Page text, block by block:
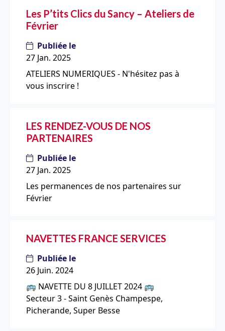
Les P’tits Clics du Sancy – Ateliers de
Février
Publiée le
27 Jan. 2025
ATELIERS NUMERIQUES - N'hésitez pas à
vous inscrire !
LES RENDEZ-VOUS DE NOS
PARTENAIRES
Publiée le
27 Jan. 2025
Les permanences de nos partenaires sur
Février
NAVETTES FRANCE SERVICES
Publiée le
26 Juin. 2024
🚌 NAVETTE DU 8 JUILLET 2024 🚌
Secteur 3 - Saint Genès Champespe,
Picherande, Super Besse